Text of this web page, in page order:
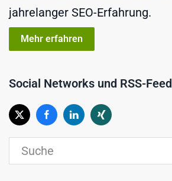
jahrelanger SEO-Erfahrung.
Mehr erfahren
Social Networks und RSS-Feed